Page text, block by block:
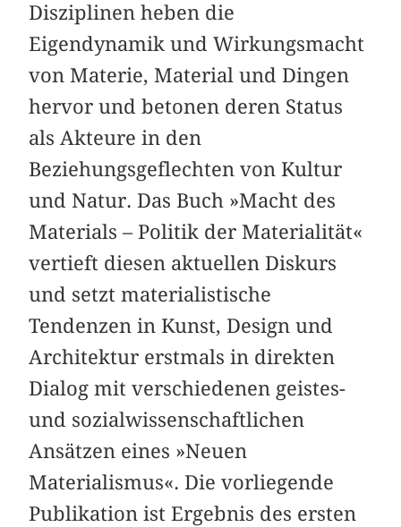
Disziplinen heben die
Eigendynamik und Wirkungsmacht
von Materie, Material und Dingen
hervor und betonen deren Status
als Akteure in den
Beziehungsgeflechten von Kultur
und Natur. Das Buch »Macht des
Materials – Politik der Materialität«
vertieft diesen aktuellen Diskurs
und setzt materialistische
Tendenzen in Kunst, Design und
Architektur erstmals in direkten
Dialog mit verschiedenen geistes-
und sozialwissenschaftlichen
Ansätzen eines »Neuen
Materialismus«. Die vorliegende
Publikation ist Ergebnis des ersten